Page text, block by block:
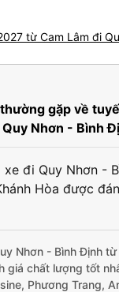
từ Cam Lâm đi
gặp về
Nhơn - Bình
xe đi Quy Nhơn -
Hòa được
Nhơn - Bình Định
giá chất lượng tốt
Phương Trang,